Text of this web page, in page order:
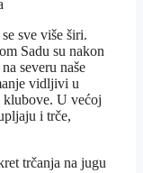
sve više širi.
Sadu su nakon
severu naše
vidljivi u
klubove. U većoj
i trče,
trčanja na jugu